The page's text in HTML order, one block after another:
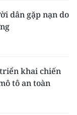
dân gặp nạn do
khai chiến
tô an toàn